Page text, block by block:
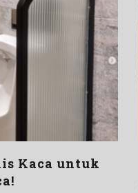
Kaca untuk